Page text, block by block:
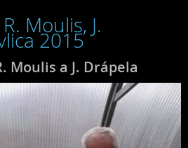
Moulis, J.
2015
Moulis a J. Drápela